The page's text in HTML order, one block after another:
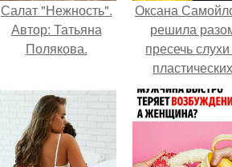
Салат "Нежность".
Автор: Татьяна
Полякова.
Оксана
решила
пресечь
пластических
операциях и
публично
прояснила
ситуацию.